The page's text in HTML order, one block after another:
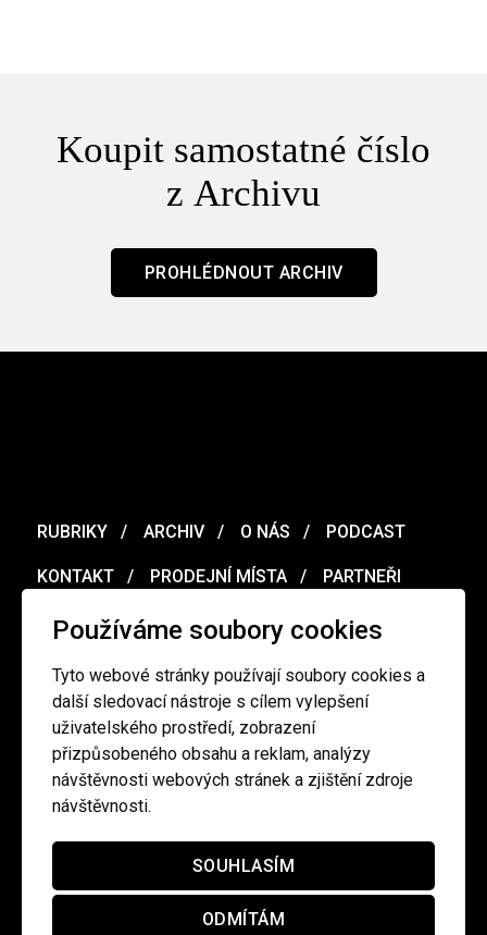
Používáme soubory cookies
Tyto webové stránky používají soubory cookies a
další sledovací nástroje s cílem vylepšení
uživatelského prostředí, zobrazení
přizpůsobeného obsahu a reklam, analýzy
návštěvnosti webových stránek a zjištění zdroje
návštěvnosti.
SOUHLASÍM
ODMÍTÁM
Koupit samostatné číslo
z Archivu
PROHLÉDNOUT ARCHIV
RUBRIKY ARCHIV O NÁS PODCAST
KONTAKT PRODEJNÍ MÍSTA PARTNEŘI
MERCH VOUCHER
Ochrana osobních údajů / Obchodní podmínky
redakce@cinepur.cz